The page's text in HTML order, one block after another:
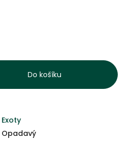
Do košíku
Exoty
Opadavý